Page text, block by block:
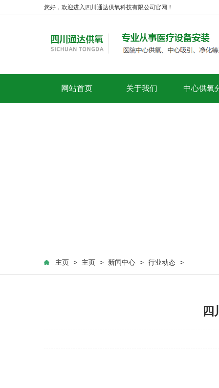
您好，欢迎进入四川通达供氧科技有限公司官网！
网站首页 关于我们 中心供氧
主页 > 主页 > 新闻中心 > 行业动态 >
四